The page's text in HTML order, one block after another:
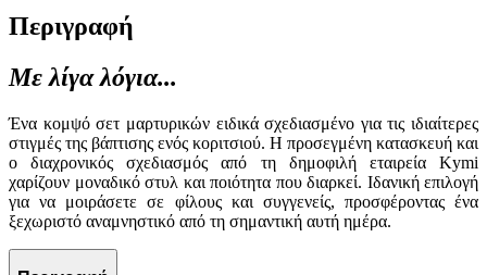
Περιγραφή
Με λίγα λόγια...
Ένα κομψό σετ μαρτυρικών ειδικά σχεδιασμένο για τις ιδιαίτερες
στιγμές της βάπτισης ενός κοριτσιού. Η προσεγμένη κατασκευή και
ο διαχρονικός σχεδιασμός από τη δημοφιλή εταιρεία Kymi
χαρίζουν μοναδικό στυλ και ποιότητα που διαρκεί. Ιδανική επιλογή
για να μοιράσετε σε φίλους και συγγενείς, προσφέροντας ένα
ξεχωριστό αναμνηστικό από τη σημαντική αυτή ημέρα.